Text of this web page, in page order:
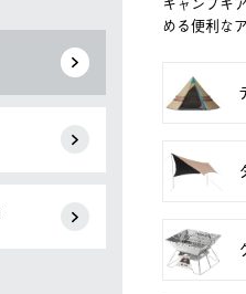
める便利な